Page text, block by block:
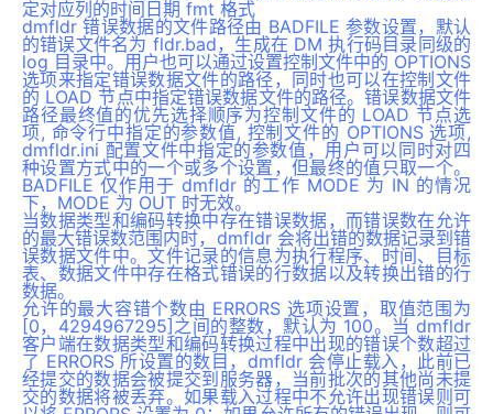
定对应列的时间日期 fmt 格式
dmfldr 错误数据的文件路径由 BADFILE 参数设置，默认
的错误文件名为 fldr.bad，生成在 DM 执行码目录同级的
log 目录中。用户也可以通过设置控制文件中的 OPTIONS
选项来指定错误数据文件的路径，同时也可以在控制文件
的 LOAD 节点中指定错误数据文件的路径。错误数据文件
路径最终值的优先选择顺序为控制文件的 LOAD 节点选
项, 命令行中指定的参数值, 控制文件的 OPTIONS 选项,
dmfldr.ini 配置文件中指定的参数值，用户可以同时对四
种设置方式中的一个或多个设置，但最终的值只取一个。
BADFILE 仅作用于 dmfldr 的工作 MODE 为 IN 的情况
下，MODE 为 OUT 时无效。
当数据类型和编码转换中存在错误数据，而错误数在允许
的最大错误数范围内时，dmfldr 会将出错的数据记录到错
误数据文件中。文件记录的信息为执行程序、时间、目标
表、数据文件中存在格式错误的行数据以及转换出错的行
数据。
允许的最大容错个数由 ERRORS 选项设置，取值范围为
[0，4294967295]之间的整数，默认为 100。当 dmfldr
客户端在数据类型和编码转换过程中出现的错误个数超过
了 ERRORS 所设置的数目，dmfldr 会停止载入，此前已
经提交的数据会被提交到服务器，当前批次的其他尚未提
交的数据将被丢弃。如果载入过程中不允许出现错误则可